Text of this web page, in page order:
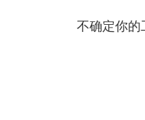
不确定你的工